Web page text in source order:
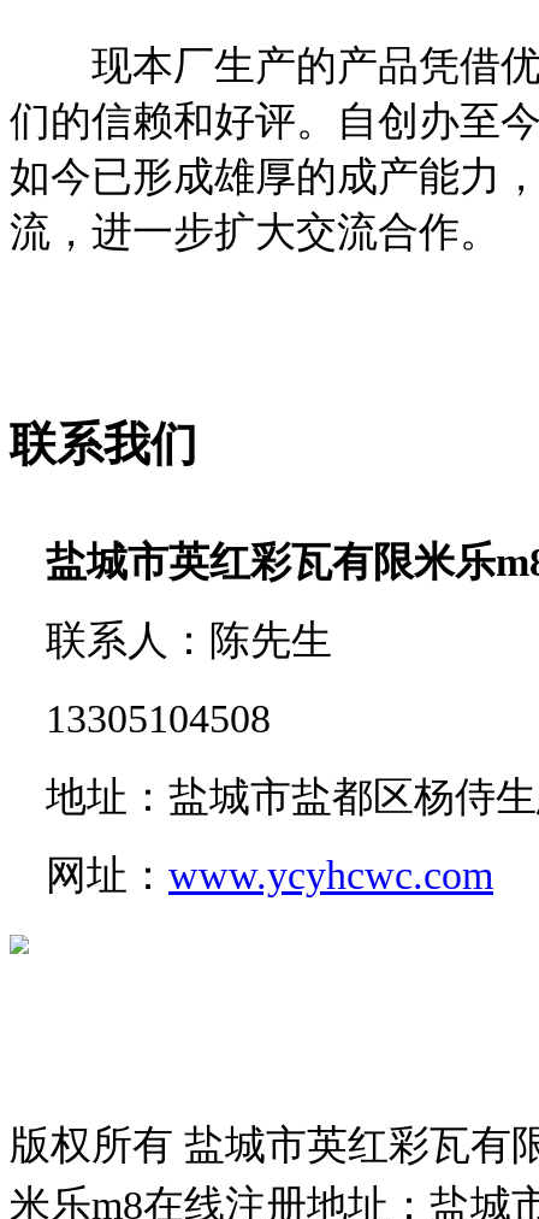
现本厂生产的产品凭借优
们的信赖和好评。自创办至
如今已形成雄厚的成产能力
流，进一步扩大交流合作。
联系我们
盐城市英红彩瓦有限米乐
联系人：陈先生
13305104508
地址：盐城市盐都区杨侍
网址： www.ycyhcwc.com
版权所有 盐城市英红彩瓦有
米乐m8在线注册地址：盐城